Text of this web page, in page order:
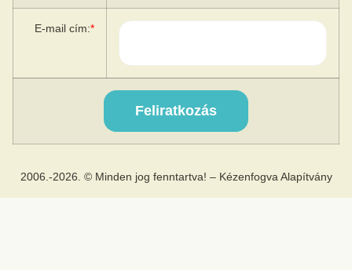
E-mail cím:*
2006.-2026. © Minden jog fenntartva! – Kézenfogva Alapítvány